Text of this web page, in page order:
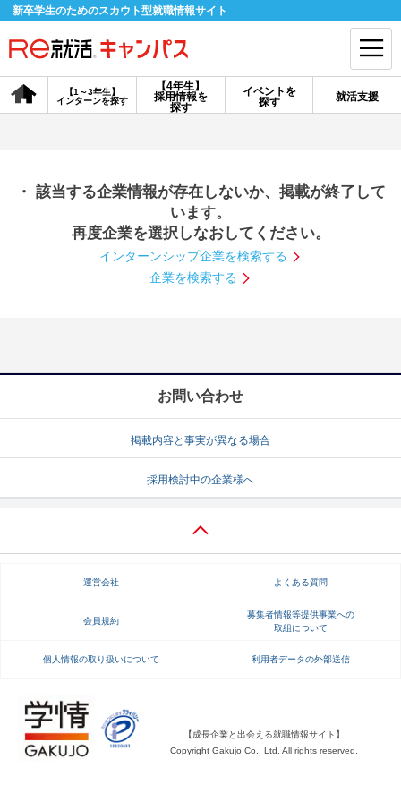
新卒学生のためのスカウト型就職情報サイト
【4年生】
採用情報を
探す
【1～3年生】
インターンを探す
イベントを
探す
就活支援
会員登録 ログイン
探す
【4年生】
説明会を探す
インターンを探す
就活ノウハウ・サポート
就活支援
就活ノウハウが満載！ お役立ち記事・相談室など
適職診断 就活チャンネル
・ 該当する企業情報が存在しないか、掲載が終了して
います。
再度企業を選択しなおしてください。
インターンシップ企業を検索する
企業を検索する
お問い合わせ
掲載内容と事実が異なる場合
採用検討中の企業様へ
運営会社 よくある質問
会員規約
募集者情報等提供事業への
取組について
個人情報の取り扱いについて 利用者データの外部送信
【成長企業と出会える就職情報サイト】
Copyright Gakujo Co., Ltd. All rights reserved.